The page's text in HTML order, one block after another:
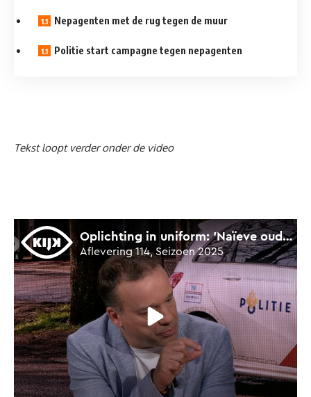
Nepagenten met de rug tegen de muur
Politie start campagne tegen nepagenten
Tekst loopt verder onder de video